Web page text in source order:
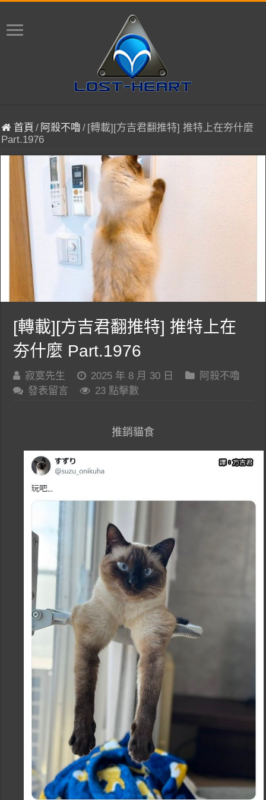
首頁 / 阿殺不嚕/ [轉載][方吉君翻推特] 推特上在夯什麼
Part.1976
[轉載][方吉君翻推特] 推特上在
夯什麼 Part.1976
寂寞先生 2025 年 8 月 30 日
阿殺不嚕
發表留言
23 點擊數
推銷貓食